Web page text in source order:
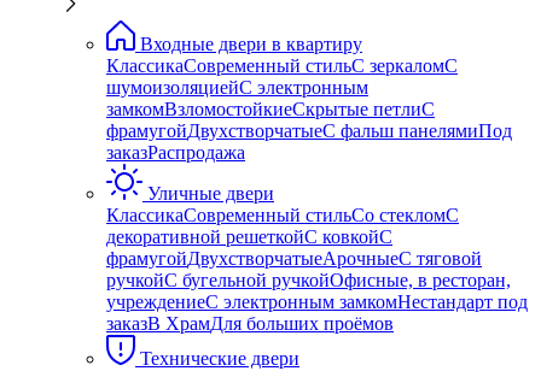
Входные двери в квартиру
КлассикаСовременный стильС зеркаломС
шумоизоляциейС электронным
замкомВзломостойкиеСкрытые петлиС
фрамугойДвухстворчатыеС фальш панелямиПод
заказРаспродажа
Уличные двери
КлассикаСовременный стильСо стекломС
декоративной решеткойС ковкойС
фрамугойДвухстворчатыеАрочныеС тяговой
ручкойС бугельной ручкойОфисные, в ресторан,
учреждениеС электронным замкомНестандарт под
заказВ ХрамДля больших проёмов
Технические двери